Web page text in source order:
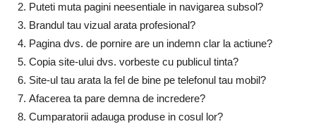
Puteti muta pagini neesentiale in navigarea subsol?
Brandul tau vizual arata profesional?
Pagina dvs. de pornire are un indemn clar la actiune?
Copia site-ului dvs. vorbeste cu publicul tinta?
Site-ul tau arata la fel de bine pe telefonul tau mobil?
Afacerea ta pare demna de incredere?
Cumparatorii adauga produse in cosul lor?